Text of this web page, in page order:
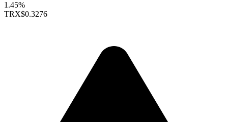
1.45%
TRX$0.3276